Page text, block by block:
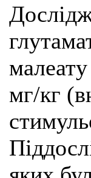
мг/кг